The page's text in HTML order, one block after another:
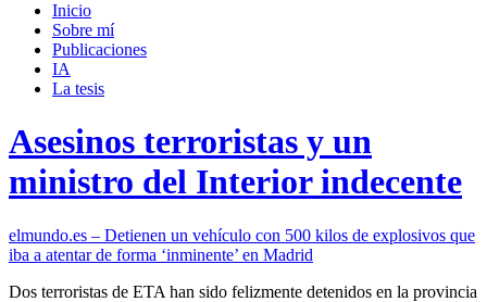
campo
búsqueda
Inicio
Sobre mí­
Publicaciones
IA
La tesis
Asesinos terroristas y un
ministro del Interior indecente
elmundo.es – Detienen un vehículo con 500 kilos de explosivos que
iba a atentar de forma ‘inminente’ en Madrid
Dos terroristas de ETA han sido felizmente detenidos en la provincia